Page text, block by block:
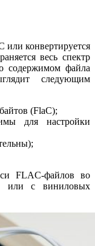
или конвертируется
весь спектр
содержимом файла
следующим
(FlaC);
для настройки
FLAC-файлов во
или с виниловых